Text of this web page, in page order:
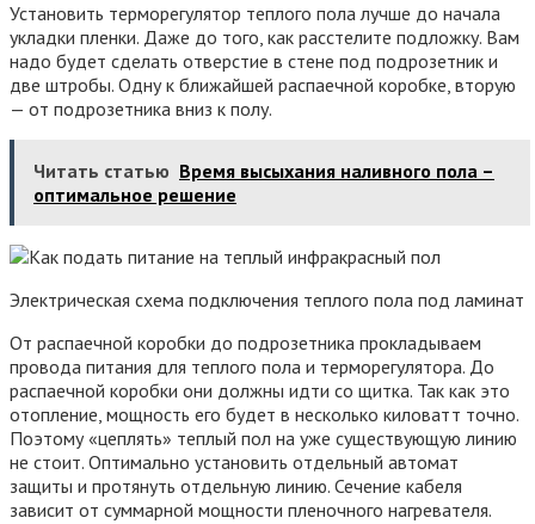
Установить терморегулятор теплого пола лучше до начала
укладки пленки. Даже до того, как расстелите подложку. Вам
надо будет сделать отверстие в стене под подрозетник и
две штробы. Одну к ближайшей распаечной коробке, вторую
— от подрозетника вниз к полу.
Читать статью Время высыхания наливного пола –
оптимальное решение
Электрическая схема подключения теплого пола под ламинат
От распаечной коробки до подрозетника прокладываем
провода питания для теплого пола и терморегулятора. До
распаечной коробки они должны идти со щитка. Так как это
отопление, мощность его будет в несколько киловатт точно.
Поэтому «цеплять» теплый пол на уже существующую линию
не стоит. Оптимально установить отдельный автомат
защиты и протянуть отдельную линию. Сечение кабеля
зависит от суммарной мощности пленочного нагревателя.